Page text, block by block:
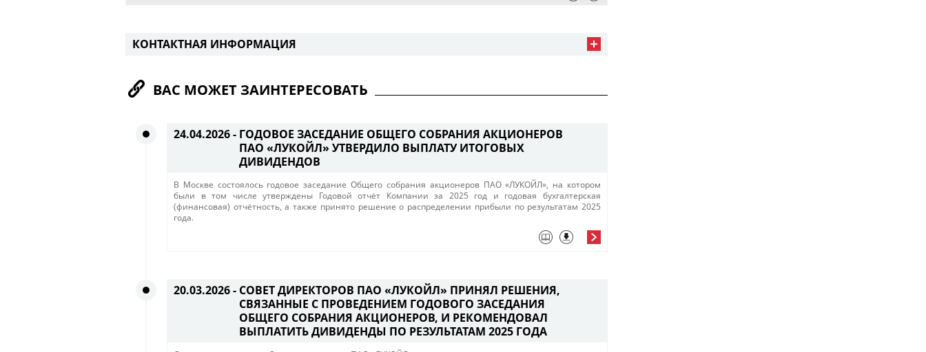
КОНТАКТНАЯ ИНФОРМАЦИЯ
ВАС МОЖЕТ ЗАИНТЕРЕСОВАТЬ
24.04.2026 - ГОДОВОЕ ЗАСЕДАНИЕ ОБЩЕГО СОБРАНИЯ АКЦИОНЕРОВ
ПАО «ЛУКОЙЛ» УТВЕРДИЛО ВЫПЛАТУ ИТОГОВЫХ
ДИВИДЕНДОВ
В Москве состоялось годовое заседание Общего собрания акционеров ПАО «ЛУКОЙЛ»​, на котором
были в том числе утверждены Годовой отчёт Компании за 2025 год и годовая бухгалтерская
(финансовая) отчётность, а также принято решение о распределении прибыли по результатам 2025
года.
20.03.2026 - СОВЕТ ДИРЕКТОРОВ ПАО «ЛУКОЙЛ» ПРИНЯЛ РЕШЕНИЯ,
СВЯЗАННЫЕ С ПРОВЕДЕНИЕМ ГОДОВОГО ЗАСЕДАНИЯ
ОБЩЕГО СОБРАНИЯ АКЦИОНЕРОВ, И РЕКОМЕНДОВАЛ
ВЫПЛАТИТЬ ДИВИДЕНДЫ ПО РЕЗУЛЬТАТАМ 2025 ГОДА